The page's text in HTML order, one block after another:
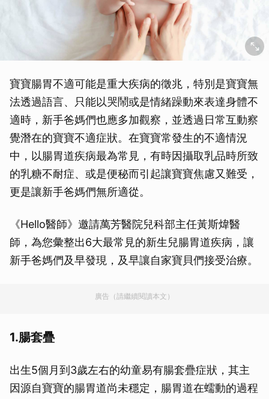
寶寶腸胃不適可能是重大疾病的徵兆，特別是寶寶無
法透過語言、只能以哭鬧或是情緒躁動來表達身體不
適時，新手爸媽們也應多加觀察，並透過日常互動察
覺潛在的寶寶不適症狀。在寶寶常發生的不適情況
中，以腸胃道疾病最為常見，有時因攝取乳品時所致
的乳糖不耐症、或是便秘而引起讓寶寶焦慮又難受，
更是讓新手爸媽們無所適從。
《Hello醫師》邀請萬芳醫院兒科部主任黃斯煒醫
師，為您彙整出6大最常見的新生兒腸胃道疾病，讓
新手爸媽們及早發現，及早讓自家寶貝們接受治療。
廣告（請繼續閱讀本文）
1.腸套疊
出生5個月到3歲左右的幼童易有腸套疊症狀，其主
因源自寶寶的腸胃道尚未穩定，腸胃道在蠕動的過程